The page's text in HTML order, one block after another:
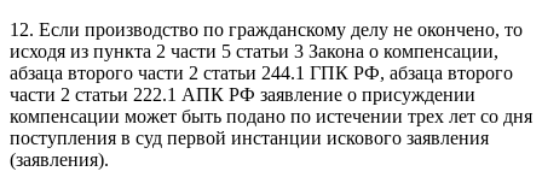
12. Если производство по гражданскому делу не окончено, то
исходя из пункта 2 части 5 статьи 3 Закона о компенсации,
абзаца второго части 2 статьи 244.1 ГПК РФ, абзаца второго
части 2 статьи 222.1 АПК РФ заявление о присуждении
компенсации может быть подано по истечении трех лет со дня
поступления в суд первой инстанции искового заявления
(заявления).